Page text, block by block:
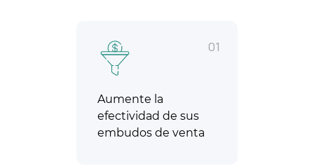
01
Aumente la
efectividad de sus
embudos de venta